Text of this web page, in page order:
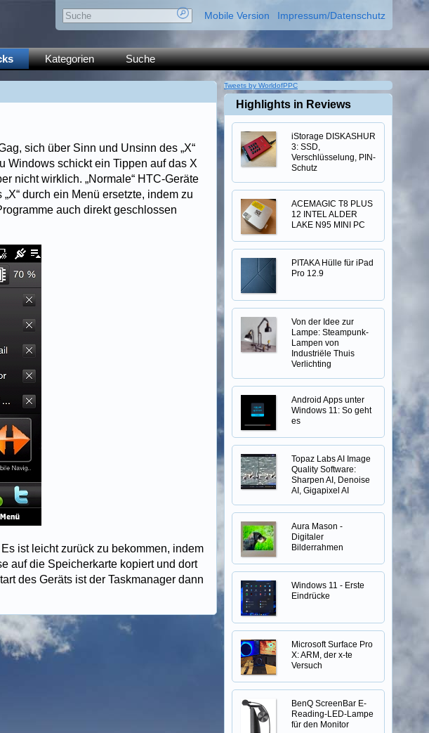
Mobile Version Impressum/Datenschutz
Kategorien Suche
sich über Sinn und Unsinn des „X“
Windows schickt ein Tippen auf das X
nicht wirklich. „Normale“ HTC-Geräte
durch ein Menü ersetzte, indem zu
auch direkt geschlossen
ist leicht zurück zu bekommen, indem
auf die Speicherkarte kopiert und dort
des Geräts ist der Taskmanager dann
Tweets by WorldofPPC
Highlights in Reviews
iStorage DISKASHUR
3: SSD,
Verschlüsselung, PIN-
Schutz
ACEMAGIC T8 PLUS
12 INTEL ALDER
LAKE N95 MINI PC
PITAKA Hülle für iPad
Pro 12.9
Von der Idee zur
Lampe: Steampunk-
Lampen von
Industriële Thuis
Verlichting
Android Apps unter
Windows 11: So geht
es
Topaz Labs AI Image
Quality Software:
Sharpen AI, Denoise
AI, Gigapixel AI
Aura Mason -
Digitaler
Bilderrahmen
Windows 11 - Erste
Eindrücke
Microsoft Surface Pro
X: ARM, der x-te
Versuch
BenQ ScreenBar E-
Reading-LED-Lampe
für den Monitor